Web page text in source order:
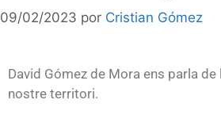
09/02/2023 por Cristian Gómez
David Gómez de Mora ens parla
nostre territori.